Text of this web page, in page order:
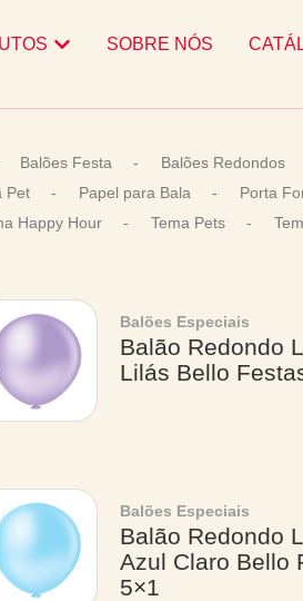
SOBRE NÓS
Balões Festa - Balões Redondos
Pet - Papel para Bala - Porta
Happy Hour - Tema Pets -
Balões Especiais
Balão Redondo
Lilás Bello
Balões Especiais
Balão Redondo
Azul Claro Bello
5×1